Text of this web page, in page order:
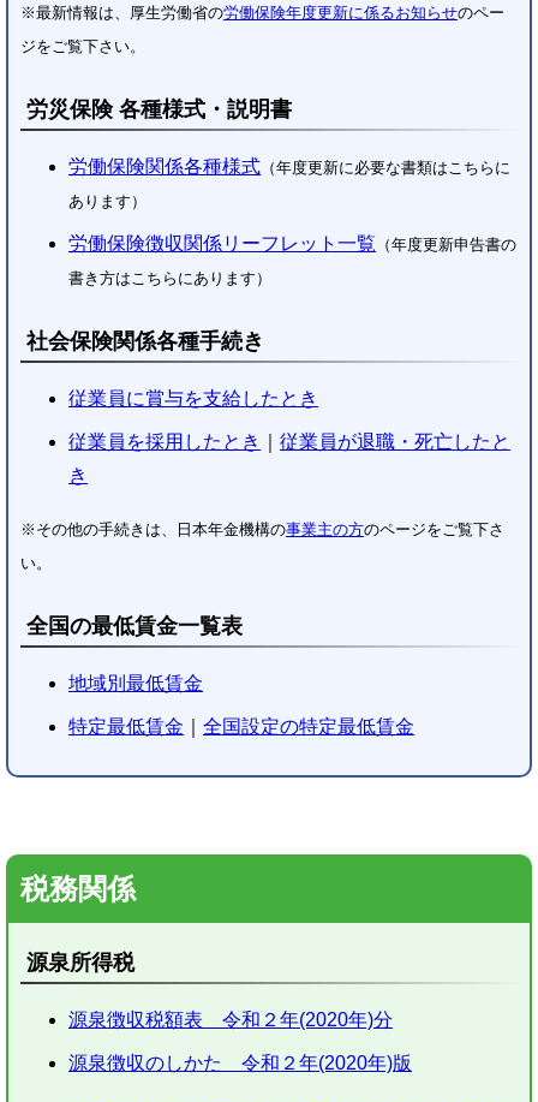
※最新情報は、厚生労働省の労働保険年度更新に係るお知らせのペー
ジをご覧下さい。
労災保険 各種様式・説明書
労働保険関係各種様式 （年度更新に必要な書類はこちらに
あります）
労働保険徴収関係リーフレット一覧 （年度更新申告書の
書き方はこちらにあります）
社会保険関係各種手続き
従業員に賞与を支給したとき
従業員を採用したとき
従業員が退職・死亡したと
き
※その他の手続きは、日本年金機構の事業主の方のページをご覧下さ
い。
全国の最低賃金一覧表
地域別最低賃金
特定最低賃金 全国設定の特定最低賃金
税務関係
源泉所得税
源泉徴収税額表 令和２年(2020年)分
源泉徴収のしかた 令和２年(2020年)版